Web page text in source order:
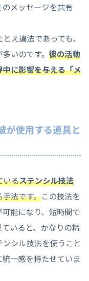
メッセージを共有
え違法であっても、
いのです。 彼の活動
に影響を与える「メ
が使用する道具と
いるステンシル技法
法です。この技法を
可能になり、短時間で
いると、かなりの精
シル技法を使うこと
一感を持たせていま